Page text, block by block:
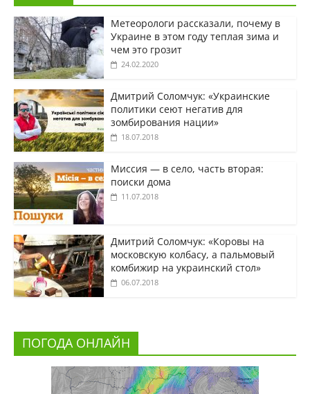
Метеорологи рассказали, почему в
Украине в этом году теплая зима и
чем это грозит
24.02.2020
Дмитрий Соломчук: «Украинские
политики сеют негатив для
зомбирования нации»
18.07.2018
Миссия — в село, часть вторая:
поиски дома
11.07.2018
Дмитрий Соломчук: «Коровы на
московскую колбасу, а пальмовый
комбижир на украинский стол»
06.07.2018
ПОГОДА ОНЛАЙН